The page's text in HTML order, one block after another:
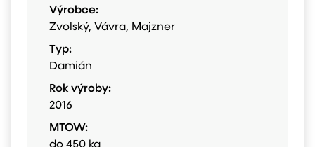
Výrobce:
Zvolský, Vávra, Majzner
Typ:
Damián
Rok výroby:
2016
MTOW: